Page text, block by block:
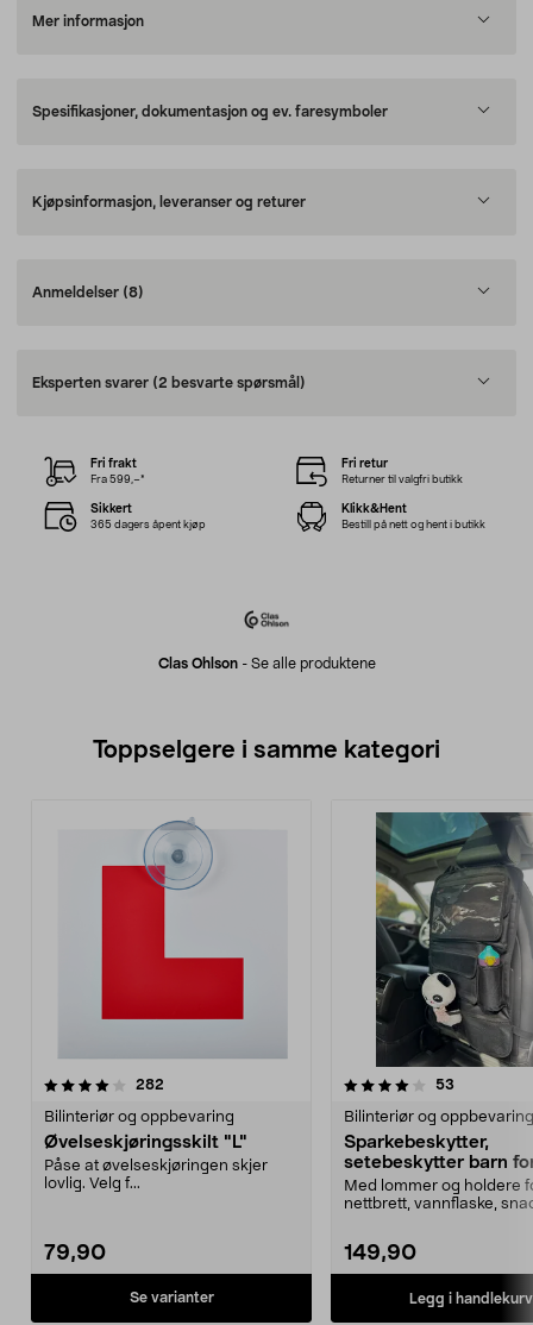
Mer informasjon
Spesifikasjoner, dokumentasjon og ev. faresymboler
Kjøpsinformasjon, leveranser og returer
Anmeldelser (8)
Eksperten svarer (2 besvarte spørsmål)
Clas Ohlson- Se alle produktene
Fri frakt
Fra 599,–*
Fri retur
Returner til valgfri butikk
Sikkert
365 dagers åpent kjøp
Klikk&Hent
Bestill på nett og hent i butikk
Toppselgere i samme kategori
282
Bilinteriør og oppbevaring
Øvelseskjøringsskilt "L"
Påse at øvelseskjøringen skjer
lovlig. Velg f...
79,90
Se varianter
4.0 av 5 stjerner 53
Bilinteriør og oppbevaring
Sparkebeskytter,
setebeskytter barn
med oppbevaring
Med lommer og holdere
nettbrett, vannflaske,
149,90
Legg i handlekurv
3.5 av 5 stjerner